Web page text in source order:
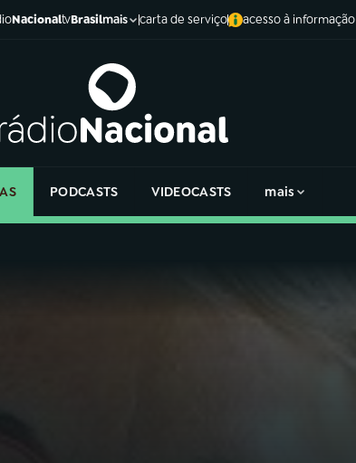
NacionaltvBrasilmais carta de serviço acesso à informação
PODCASTS VIDEOCASTS mais